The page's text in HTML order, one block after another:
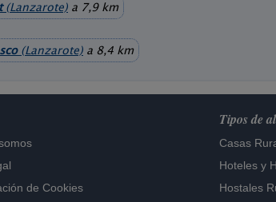
(Lanzarote) a 7,9 km
(Lanzarote) a 8,4 km
de Cookies
Tipos de
Casas
Hoteles y
Hostales